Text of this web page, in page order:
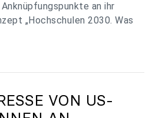
an ihr
„Hochschulen 2030. Was
2040 muss eine
VON US-